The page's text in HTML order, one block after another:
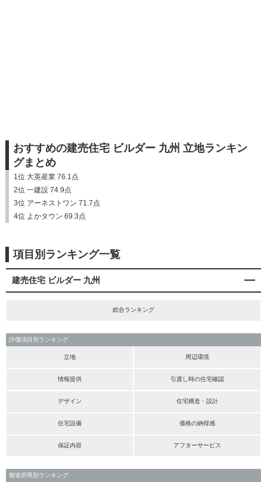
おすすめの建売住宅 ビルダー 九州 立地ランキン
グまとめ
1位 大英産業 76.1点
2位 一建設 74.9点
3位 アーネストワン 71.7点
4位 よかタウン 69.3点
項目別ランキング一覧
建売住宅 ビルダー 九州
総合ランキング
評価項目別ランキング
立地 周辺環境
情報提供 引渡し時の住宅確認
デザイン 住宅構造・設計
住宅設備 価格の納得感
保証内容 アフターサービス
都道府県別ランキング